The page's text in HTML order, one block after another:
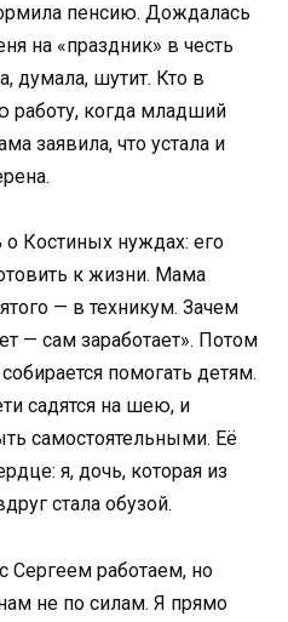
пенсию. Дождалась
на «праздник» в честь
думала, шутит. Кто в
работу, когда младший
заявила, что устала и
о Костиных нуждах: его
к жизни. Мама
— в техникум. Зачем
— сам заработает». Потом
помогать детям.
садятся на шею, и
самостоятельными. Её
я, дочь, которая из
стала обузой.
работаем, но
не по силам. Я прямо